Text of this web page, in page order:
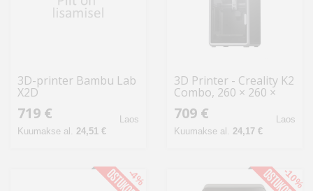
3D-printer Bambu Lab
X2D
719 €
Kuumakse al. 24,51 €
Laos
3D Printer - Creality K2
Combo, 260 × 260 ×
Multi-Color
709 €
Kuumakse al. 24,17 €
Laos
-4% -10%